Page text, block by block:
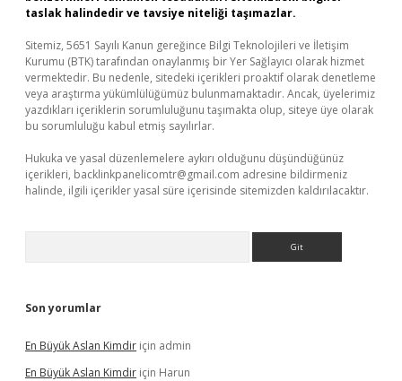
taslak halindedir ve tavsiye niteliği taşımazlar.
Sitemiz, 5651 Sayılı Kanun gereğince Bilgi Teknolojileri ve İletişim
Kurumu (BTK) tarafından onaylanmış bir Yer Sağlayıcı olarak hizmet
vermektedir. Bu nedenle, sitedeki içerikleri proaktif olarak denetleme
veya araştırma yükümlülüğümüz bulunmamaktadır. Ancak, üyelerimiz
yazdıkları içeriklerin sorumluluğunu taşımakta olup, siteye üye olarak
bu sorumluluğu kabul etmiş sayılırlar.
Hukuka ve yasal düzenlemelere aykırı olduğunu düşündüğünüz
içerikleri, backlinkpanelicomtr@gmail.com adresine bildirmeniz
halinde, ilgili içerikler yasal süre içerisinde sitemizden kaldırılacaktır.
Son yorumlar
En Büyük Aslan Kimdir için admin
En Büyük Aslan Kimdir için Harun